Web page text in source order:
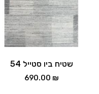
שטיח ביו סטייל 54
690.00 ₪